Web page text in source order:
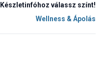
Készletinfóhoz válassz színt!
Wellness & Ápolás